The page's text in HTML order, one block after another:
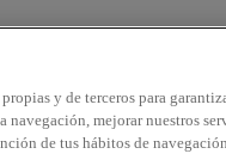
y de terceros para
navegación, mejorar nuestros
de tus hábitos de